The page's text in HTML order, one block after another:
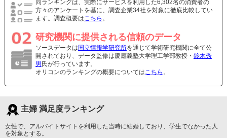
同ランキングは、実際にサービスを利用した6,302名の消費者の
方々のアンケートを基に、調査企業34社を対象に徹底比較してい
ます。調査概要はこちら 。
研究機関に提供される信頼のデータ
ソースデータは 国立情報学研究所を通じて学術研究機関に全て公
開されており、データ監修は慶應義塾大学理工学部教授・ 鈴木秀
男 氏が行っています。
オリコンのランキングの概要についてはこちら 。
主婦 満足度ランキング
女性で、アルバイトサイトを利用した当時に結婚しており、学生でなかった人
を対象とする。